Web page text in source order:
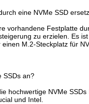
eine NVMe SSD
vorhandene Festplatte
zu erzielen. Es
M.2-Steckplatz für
SSDs an?
hochwertige NVMe
und Intel.